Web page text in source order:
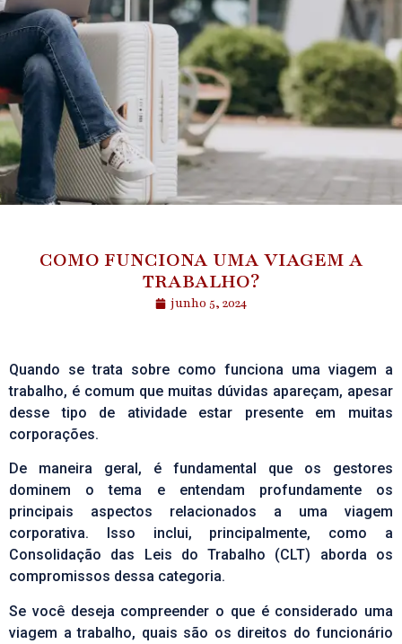
COMO FUNCIONA UMA VIAGEM A
TRABALHO?
junho 5, 2024
Quando se trata sobre como funciona uma viagem a
trabalho, é comum que muitas dúvidas apareçam, apesar
desse tipo de atividade estar presente em muitas
corporações.
De maneira geral, é fundamental que os gestores
dominem o tema e entendam profundamente os
principais aspectos relacionados a uma viagem
corporativa. Isso inclui, principalmente, como a
Consolidação das Leis do Trabalho (CLT) aborda os
compromissos dessa categoria.
Se você deseja compreender o que é considerado uma
viagem a trabalho, quais são os direitos do funcionário